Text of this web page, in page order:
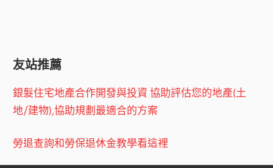
友站推薦
銀髮住宅地產合作開發與投資 協助評估您的地產(土
地/建物),協助規劃最適合的方案
勞退查詢和勞保退休金教學看這裡